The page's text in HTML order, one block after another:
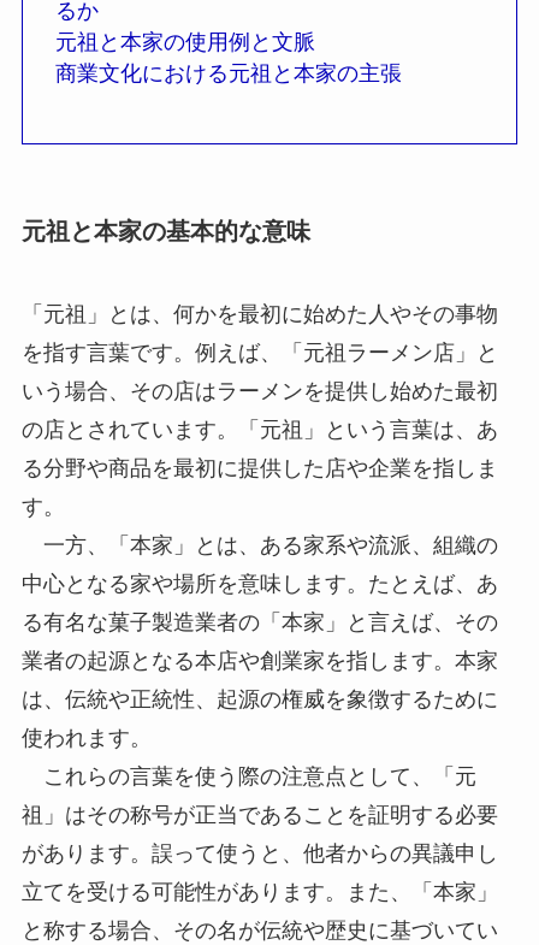
るか
元祖と本家の使用例と文脈
商業文化における元祖と本家の主張
元祖と本家の基本的な意味
「元祖」とは、何かを最初に始めた人やその事物
を指す言葉です。例えば、「元祖ラーメン店」と
いう場合、その店はラーメンを提供し始めた最初
の店とされています。「元祖」という言葉は、あ
る分野や商品を最初に提供した店や企業を指しま
す。
一方、「本家」とは、ある家系や流派、組織の
中心となる家や場所を意味します。たとえば、あ
る有名な菓子製造業者の「本家」と言えば、その
業者の起源となる本店や創業家を指します。本家
は、伝統や正統性、起源の権威を象徴するために
使われます。
これらの言葉を使う際の注意点として、「元
祖」はその称号が正当であることを証明する必要
があります。誤って使うと、他者からの異議申し
立てを受ける可能性があります。また、「本家」
と称する場合、その名が伝統や歴史に基づいてい